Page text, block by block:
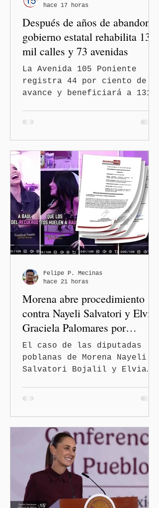
Después de años de abandono,
gobierno estatal rehabilita 13
mil calles y 73 avenidas
La Avenida 105 Poniente
registra 44 por ciento de
avance y beneficiará a 131
73 avenidas durante 2026,
el gobernador Alejandro
Armenta Mier supervisó la
rehabilitación de la
Avenida 105 Poniente, obra
que registra 44 por ciento
de avance y forma parte del
programa estatal para
recuperar vialidades
prioritarias, fortalecer la
condiciones de seguridad de
las familias poblanas, en e
hace 17 horas
Morena abre procedimiento
contra Nayeli Salvatori y Elvia
Graciela Palomares por
discriminación y burlas
El caso de las diputadas
poblanas de Morena Nayeli
Salvatori Bojalil y Elvia
partido. La Comisión
Nacional de Honestidad y
Justicia (CNHJ) de Morena
inició formalmente un
procedimiento sancionador
de oficio contra ambas
legisladoras por las
expresiones realizadas en
Felipe P. Mecinas
hace 21 horas